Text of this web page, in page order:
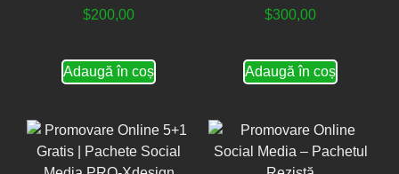
$200,00
Adaugă în coș
$300,00
Adaugă în coș